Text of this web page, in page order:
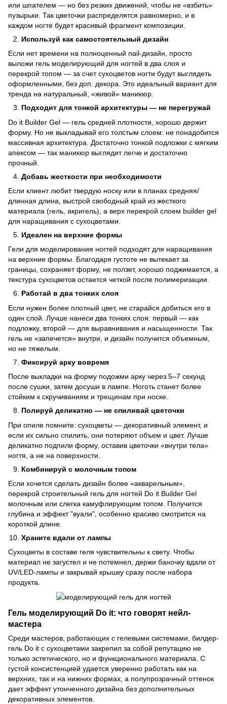
или шпателем — но без резких движений, чтобы не «взбить»
пузырьки. Так цветочки распределятся равномерно, и в
каждом ногте будет красивый фрагмент композиции.
Используй как самостоятельный дизайн
Если нет времени на полноценный nail-дизайн, просто
выложи гель моделирующий для ногтей в два слоя и
перекрой топом — за счет сухоцветов ногти будут выглядеть
оформленными, без доп. декора. Это идеальный вариант для
тренда на натуральный, «живой» маникюр.
Подходит для тонкой архитектуры — не перегружай
Do it Builder Gel — гель средней плотности, хорошо держит
форму. Но не выкладывай его толстым слоем: не понадобится
массивная архитектура. Достаточно тонкой подложки с мягким
апексом — так маникюр выглядит легче и достаточно
прочный.
Добавь жесткости при необходимости
Если клиент любит твердую носку или в планах средняя/
длинная длина, выстрой свободный край из жесткого
материала (гель, акригель), а верх перекрой слоем builder gel
для наращивания с сухоцветами.
Идеален на верхние формы
Гели для моделирования ногтей подходят для наращивания
на верхние формы. Благодаря густоте не вытекает за
границы, сохраняет форму, не ползет, хорошо поджимается, а
текстура сухоцветов остается четкой после полимеризации.
Работай в два тонких слоя
Если нужен более плотный цвет, не старайся добиться его в
один слой. Лучше нанеси два тонких слоя: первый — как
подложку, второй — для выравнивания и насыщенности. Так
гель не «запечется» внутри, и дизайн получится объемным,
но не тяжелым.
Фиксируй арку вовремя
После выкладки на форму подожми арку через 5–7 секунд
после сушки, затем досуши в лампе. Ноготь станет более
стойким к скручиваниям и трещинам при носке.
Полируй деликатно — не спиливай цветочки
При опиле помните: сухоцветы — декоративный элемент, и
если их сильно спилить, они потеряют объем и цвет. Лучше
деликатно подпили форму, оставив цветочки «внутри тела»
ногтя, а не на поверхности.
Комбинируй с молочным топом
Если хочется сделать дизайн более «акварельным»,
перекрой строительный гель для ногтей Do it Builder Gel
молочным или слегка камуфлирующим топом. Получится
глубина и эффект "вуали", особенно красиво смотрится на
короткой длине.
Храните вдали от лампы
Сухоцветы в составе геля чувствительны к свету. Чтобы
материал не загустел и не потемнел, держи баночку вдали от
UV/LED-лампы и закрывай крышку сразу после набора
продукта.
Гель моделирующий Do it: что говорят нейл-
мастера
Среди мастеров, работающих с гелевыми системами, билдер-
гель Do it с сухоцветами закрепил за собой репутацию не
только эстетического, но и функционального материала. С
густой консистенцией удается уверенно работать как на
верхних, так и на нижних формах, а полупрозрачный оттенок
дает эффект утонченного дизайна без дополнительных
декоративных элементов.